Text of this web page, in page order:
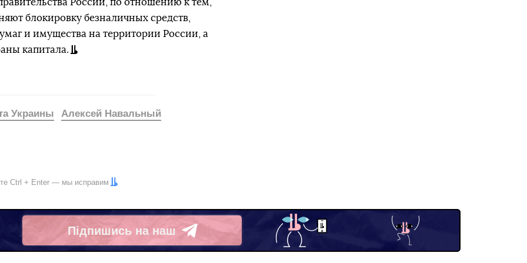
России, по отношению к тем,
блокировку безналичных средств,
и имущества на территории России, а
капитала.
Украины Алексей Навальный
Ctrl + Enter — мы исправим
Підпишись на наш
Telegram